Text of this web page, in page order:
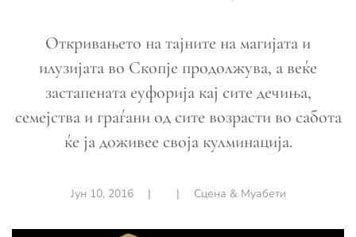
Откривањето на тајните на магијата и
илузијата во Скопје продолжува, а веќе
застапената еуфорија кај сите дечиња,
семејства и граѓани од сите возрасти во сабота
ќе ја доживее своја кулминација.
Јун 10, 2016| | Сцена & Муабети